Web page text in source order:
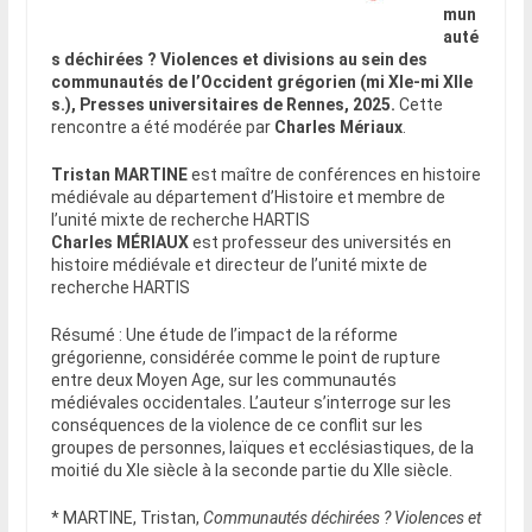
mun
auté
s déchirées ? Violences et divisions au sein des
communautés de l’Occident grégorien (mi XIe-mi XIIe
s.), Presses universitaires de Rennes, 2025. Cette
rencontre a été modérée par Charles Mériaux.
Tristan MARTINEest maître de conférences en histoire
médiévale au département d’Histoire et membre de
l’unité mixte de recherche HARTIS
Charles MÉRIAUXest professeur des universités en
histoire médiévale et directeur de l’unité mixte de
recherche HARTIS
Résumé : Une étude de l’impact de la réforme
grégorienne, considérée comme le point de rupture
entre deux Moyen Age, sur les communautés
médiévales occidentales. L’auteur s’interroge sur les
conséquences de la violence de ce conflit sur les
groupes de personnes, laïques et ecclésiastiques, de la
moitié du XIe siècle à la seconde partie du XIIe siècle.
* MARTINE, Tristan, Communautés déchirées ? Violences et